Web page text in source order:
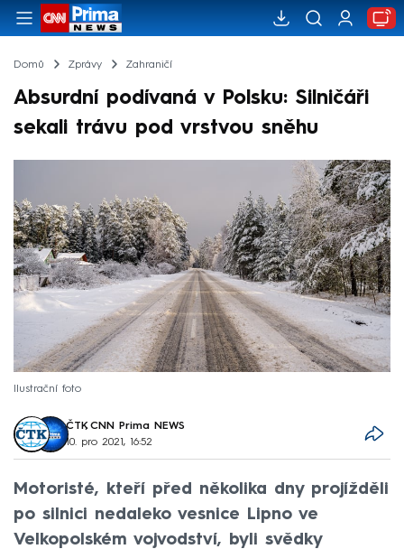
Domů Zprávy Zahraničí
Absurdní podívaná v Polsku: Silničáři
sekali trávu pod vrstvou sněhu
Ilustrační foto
ČTK, CNN Prima NEWS
10. pro 2021, 16:52
Motoristé, kteří před několika dny projížděli
po silnici nedaleko vesnice Lipno ve
Velkopolském vojvodství, byli svědky